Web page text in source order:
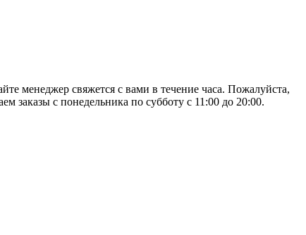
менеджер свяжется с вами в течение часа. Пожалуйста,
заказы с понедельника по субботу с 11:00 до 20:00.